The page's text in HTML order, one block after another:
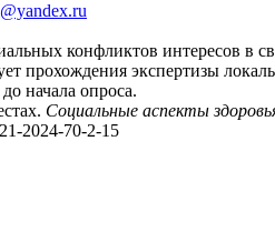
конфликтов интересов в
прохождения экспертизы
начала опроса.
Социальные аспекты
2024-70-2-15